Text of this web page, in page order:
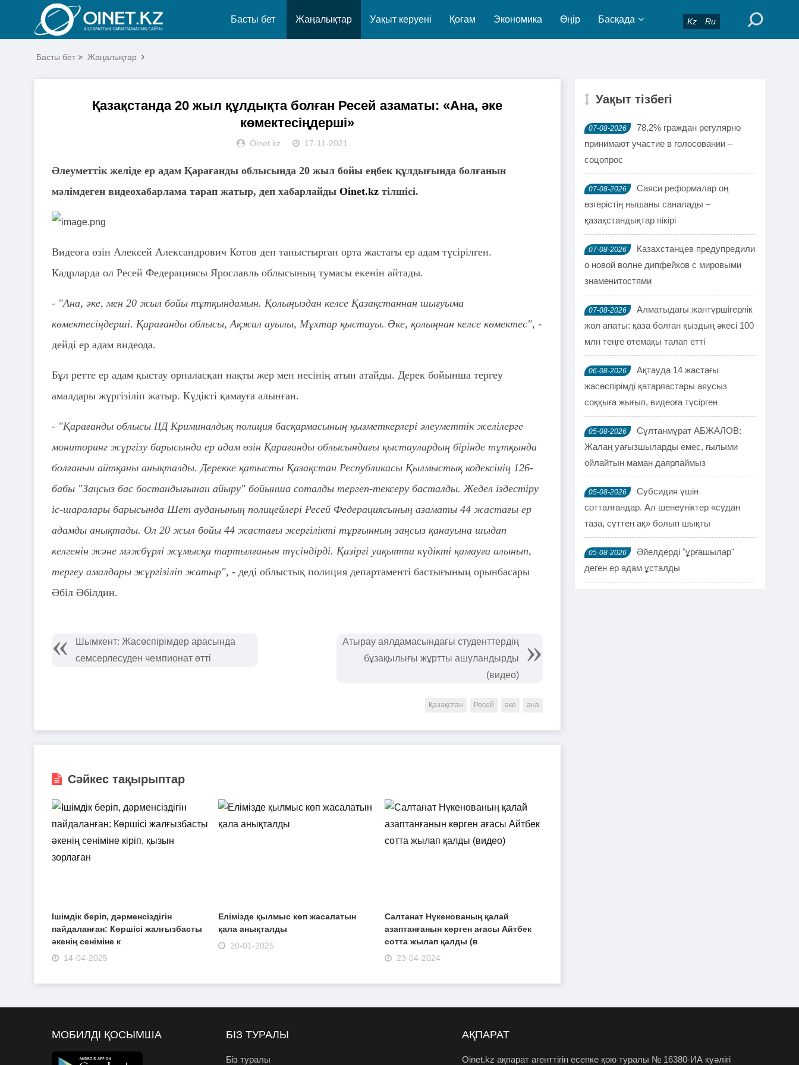
Kz Ru
Басты бет Жаңалықтар Уақыт керуені Қоғам Экономика Өңір Басқада
Басты бет > Жаңалықтар
Қазақстанда 20 жыл құлдықта болған Ресей азаматы: «Ана, әке
көмектесіңдерші»
Oinet.kz 17-11-2021
Әлеуметтік желіде ер адам Қарағанды облысында 20 жыл бойы еңбек құлдығында болғанын
мәлімдеген видеохабарлама тарап жатыр, деп хабарлайды Oinet.kz тілшісі.
Видеоға өзін Алексей Александрович Котов деп таныстырған орта жастағы ер адам түсірілген.
Кадрларда ол Ресей Федерациясы Ярославль облысының тумасы екенін айтады.
- "Ана, әке, мен 20 жыл бойы тұтқындамын. Қолыңыздан келсе Қазақстаннан шығуыма
көмектесіңдерші. Қарағанды облысы, Ақжал ауылы, Мұхтар қыстауы. Әке, қолыңнан келсе көмектес", -
дейді ер адам видеода.
Бұл ретте ер адам қыстау орналасқан нақты жер мен иесінің атын атайды. Дерек бойынша тергеу
амалдары жүргізіліп жатыр. Күдікті қамауға алынған.
- "Қарағанды облысы ІІД Криминалдық полиция басқармасының қызметкерлері әлеуметтік желілерге
мониторинг жүргізу барысында ер адам өзін Қарағанды облысындағы қыстаулардың бірінде тұтқында
болғанын айтқаны анықталды. Дерекке қатысты Қазақстан Республикасы Қылмыстық кодексінің 126-
бабы "Заңсыз бас бостандығынан айыру" бойынша соталды тергеп-тексеру басталды. Жедел іздестіру
іс-шаралары барысында Шет ауданының полицейлері Ресей Федерациясының азаматы 44 жастағы ер
адамды анықтады. Ол 20 жыл бойы 44 жастағы жергілікті тұрғынның заңсыз қанауына шыдап
келгенін және мәжбүрлі жұмысқа тартылғанын түсіндірді. Қазіргі уақытта күдікті қамауға алынып,
тергеу амалдары жүргізіліп жатыр", - деді облыстық полиция департаменті бастығының орынбасары
Әбіл Әбілдин.
Шымкент: Жасөспірімдер арасында
семсерлесуден чемпионат өтті
Атырау аялдамасындағы студенттердің
бұзақылығы жұртты ашуландырды
(видео)
Қазақстан Ресей әке ана
Сәйкес тақырыптар
Ішімдік беріп, дәрменсіздігін
пайдаланған: Көршісі жалғызбасты
әкенің сеніміне к
14-04-2025
Елімізде қылмыс көп жасалатын
қала анықталды
20-01-2025
Салтанат Нүкенованың қалай
азаптанғанын көрген ағасы Айтбек
сотта жылап қалды (в
23-04-2024
Уақыт тізбегі
07-08-2026
78,2% граждан регулярно
принимают участие в голосовании –
соцопрос
07-08-2026
Саяси реформалар оң
өзгерістің нышаны саналады –
қазақстандықтар пікірі
07-08-2026
Казахстанцев предупредили
о новой волне дипфейков с мировыми
знаменитостями
07-08-2026
Алматыдағы жантүршігерлік
жол апаты: қаза болған қыздың әкесі 100
млн теңге өтемақы талап етті
06-08-2026
Ақтауда 14 жастағы
жасөспірімді қатарластары аяусыз
соққыға жығып, видеоға түсірген
05-08-2026
Сұлтанмұрат АБЖАЛОВ:
Жалаң уағызшыларды емес, ғылыми
ойлайтын маман даярлаймыз
05-08-2026
Субсидия үшін
сотталғандар. Ал шенеуніктер «судан
таза, сүттен ақ» болып шықты
05-08-2026
Әйелдерді "ұрғашылар"
деген ер адам ұсталды
МОБИЛДІ ҚОСЫМША БІЗ ТУРАЛЫ
Біз туралы
АҚПАРАТ
Oinet.kz ақпарат агенттігін есепке қою туралы № 16380-ИА куәлігі